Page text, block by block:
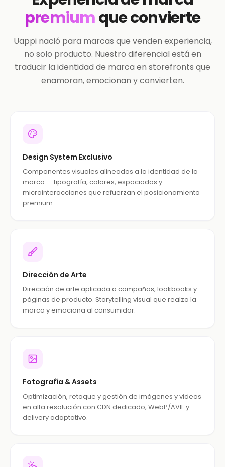
premiumque convierte
Uappi nació para marcas que venden experiencia,
no solo producto. Nuestro diferencial está en
traducir la identidad de marca en storefronts que
enamoran, emocionan y convierten.
Design System Exclusivo
Componentes visuales alineados a la identidad de la
marca — tipografía, colores, espaciados y
microinteracciones que refuerzan el posicionamiento
premium.
Dirección de Arte
Dirección de arte aplicada a campañas, lookbooks y
páginas de producto. Storytelling visual que realza la
marca y emociona al consumidor.
Fotografía & Assets
Optimización, retoque y gestión de imágenes y videos
en alta resolución con CDN dedicado, WebP/AVIF y
delivery adaptativo.